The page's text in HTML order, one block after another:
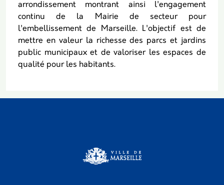
arrondissement montrant ainsi l'engagement
continu de la Mairie de secteur pour
l'embellissement de Marseille. L'objectif est de
mettre en valeur la richesse des parcs et jardins
public municipaux et de valoriser les espaces de
qualité pour les habitants.